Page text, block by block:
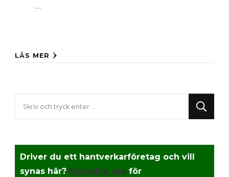
…
LÄS MER
något?
Driver du ett hantverkarföretag och vill
synas här? Kontakta oss för